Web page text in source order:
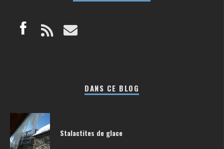
DANS CE BLOG
Stalactites de glace